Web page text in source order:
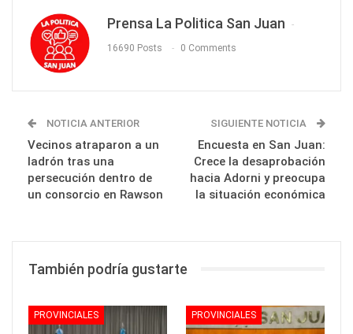
Prensa La Politica San Juan
16690 Posts 0 Comments
NOTICIA ANTERIOR
Vecinos atraparon a un
ladrón tras una
persecución dentro de
un consorcio en Rawson
SIGUIENTE NOTICIA
Encuesta en San Juan:
Crece la desaprobación
hacia Adorni y preocupa
la situación económica
También podría gustarte
PROVINCIALES PROVINCIALES